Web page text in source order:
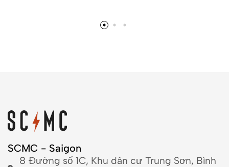
SCMC - Saigon
8 Đường số 1C, Khu dân cư Trung Sơn, Bình